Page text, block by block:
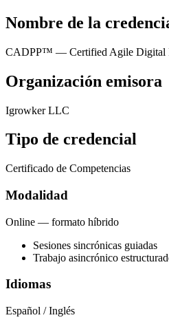
Nombre de la
CADPP™ — Certified Agile Digital
Organización emisora
Igrowker LLC
Tipo de credencial
Certificado de Competencias
Modalidad
Online — formato híbrido
Sesiones sincrónicas guiadas
Trabajo asincrónico
Idiomas
Español / Inglés